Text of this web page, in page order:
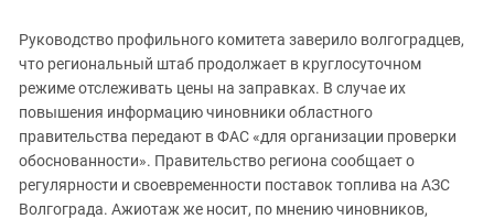
Руководство профильного комитета заверило волгоградцев,
что региональный штаб продолжает в круглосуточном
режиме отслеживать цены на заправках. В случае их
повышения информацию чиновники областного
правительства передают в ФАС «для организации проверки
обоснованности». Правительство региона сообщает о
регулярности и своевременности поставок топлива на АЗС
Волгограда. Ажиотаж же носит, по мнению чиновников,